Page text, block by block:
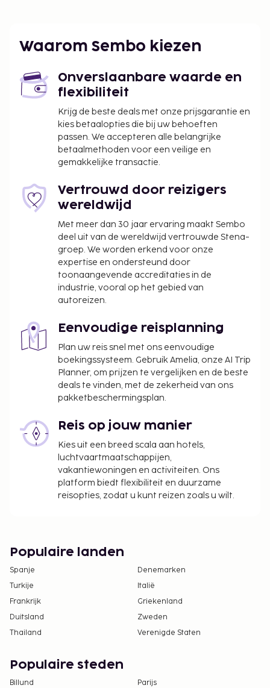
kenmerken van dit hotel zijn gratis wifi, een
picknickplaats en houtskoolbarbecues. Profiteer in
je tegen betaling genieten van een lekker
ontbijtbuffet, dat geserveerd wordt van 07.30 uur
tot 10.30 uur.
Ontbijttoeslag voor het ontbijtbuffet: ca. INR
200–1000 voor volwassenen en ca. INR 200–
500 voor kinderen
Brandhouttoeslag: INR 500 per nacht
Deze lijst is mogelijk niet volledig. Toeslagen en
borgsommen zijn mogelijk excl. btw en kunnen
In deze accommodatie zijn huisdieren en
assistentiedieren niet toegestaan.
Aan een nabijgelegen gebouw worden
bouwwerkzaamheden verricht, wat mogelijk
geluidshinder kan veroorzaken.
Waarom Sembo kiezen
Onverslaanbare waarde en
flexibiliteit
Krijg de beste deals met onze prijsgarantie en
kies betaalopties die bij uw behoeften
passen. We accepteren alle belangrijke
betaalmethoden voor een veilige en
gemakkelijke transactie.
Vertrouwd door reizigers
wereldwijd
Met meer dan 30 jaar ervaring maakt Sembo
deel uit van de wereldwijd vertrouwde Stena-
groep. We worden erkend voor onze
expertise en ondersteund door
toonaangevende accreditaties in de
industrie, vooral op het gebied van
autoreizen.
Eenvoudige reisplanning
Plan uw reis snel met ons eenvoudige
boekingssysteem. Gebruik Amelia, onze AI Trip
Planner, om prijzen te vergelijken en de beste
deals te vinden, met de zekerheid van ons
pakketbeschermingsplan.
Reis op jouw manier
Kies uit een breed scala aan hotels,
luchtvaartmaatschappijen,
vakantiewoningen en activiteiten. Ons
platform biedt flexibiliteit en duurzame
reisopties, zodat u kunt reizen zoals u wilt.
Populaire landen
Spanje
Denemarken
Turkije
Italië
Frankrijk
Griekenland
Duitsland
Zweden
Thailand
Verenigde Staten
Populaire steden
Billund
Parijs